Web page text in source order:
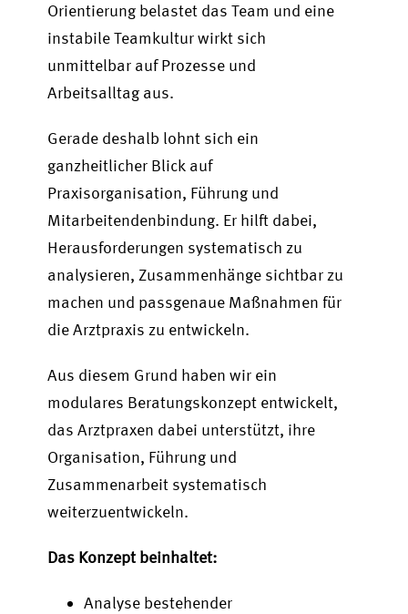
Orientierung belastet das Team und eine
instabile Teamkultur wirkt sich
unmittelbar auf Prozesse und
Arbeitsalltag aus.
Gerade deshalb lohnt sich ein
ganzheitlicher Blick auf
Praxisorganisation, Führung und
Mitarbeitendenbindung. Er hilft dabei,
Herausforderungen systematisch zu
analysieren, Zusammenhänge sichtbar zu
machen und passgenaue Maßnahmen für
die Arztpraxis zu entwickeln.
Aus diesem Grund haben wir ein
modulares Beratungskonzept entwickelt,
das Arztpraxen dabei unterstützt, ihre
Organisation, Führung und
Zusammenarbeit systematisch
weiterzuentwickeln.
Das Konzept beinhaltet:
Analyse bestehender